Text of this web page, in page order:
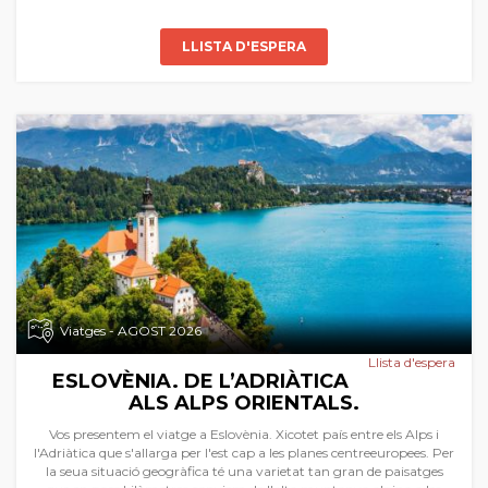
LLISTA D'ESPERA
Viatges - AGOST 2026
Llista d'espera
ESLOVÈNIA. DE L’ADRIÀTICA
ALS ALPS ORIENTALS.
Vos presentem el viatge a Eslovènia. Xicotet país entre els Alps i
l'Adriàtica que s'allarga per l'est cap a les planes centreeuropees. Per
la seua situació geogràfica té una varietat tan gran de paisatges